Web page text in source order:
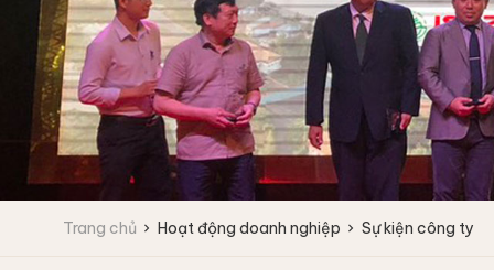
Tầm nhìn - Sứ mệnh
Giá trị cốt lõi
Lĩnh vực kinh doanh
Vì sao chọn chúng tôi
Máy giặt công nghiệp
Fagor
Máy giặt vắt tốc độ cao
Máy giặt vắt tốc độ trung bình
Máy giặt công nghiệp
IPSO
Máy giặt vắt tốc độ cao
Máy giặt y tế 2 cửa
Máy giặt y tế 2 cửa
Trang chủ Hoạt động doanh nghiệp Sự kiện công ty